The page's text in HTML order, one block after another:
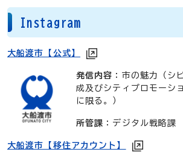
Instagram
大船渡市【公式】
発信内容 ：市の魅力（シ
成及びシティプロモーシ
に限る。）
所管課 ：デジタル戦略課
大船渡市【移住アカウント】